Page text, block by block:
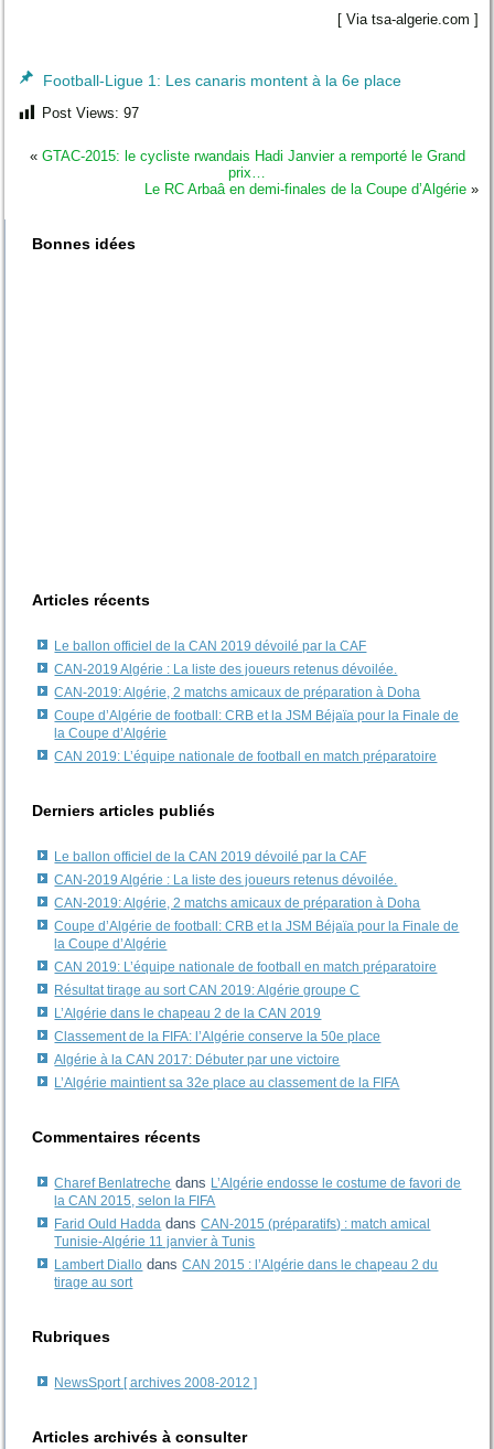
[ Via tsa-algerie.com ]
Football-Ligue 1: Les canaris montent à la 6e place
Post Views: 97
« GTAC-2015: le cycliste rwandais Hadi Janvier a remporté le Grand
prix…
Le RC Arbaâ en demi-finales de la Coupe d’Algérie»
Bonnes idées
Articles récents
Le ballon officiel de la CAN 2019 dévoilé par la CAF
CAN-2019 Algérie : La liste des joueurs retenus dévoilée.
CAN-2019: Algérie, 2 matchs amicaux de préparation à Doha
Coupe d’Algérie de football: CRB et la JSM Béjaïa pour la Finale de
la Coupe d’Algérie
CAN 2019: L’équipe nationale de football en match préparatoire
Derniers articles publiés
Le ballon officiel de la CAN 2019 dévoilé par la CAF
CAN-2019 Algérie : La liste des joueurs retenus dévoilée.
CAN-2019: Algérie, 2 matchs amicaux de préparation à Doha
Coupe d’Algérie de football: CRB et la JSM Béjaïa pour la Finale de
la Coupe d’Algérie
CAN 2019: L’équipe nationale de football en match préparatoire
Résultat tirage au sort CAN 2019: Algérie groupe C
L’Algérie dans le chapeau 2 de la CAN 2019
Classement de la FIFA: l’Algérie conserve la 50e place
Algérie à la CAN 2017: Débuter par une victoire
L’Algérie maintient sa 32e place au classement de la FIFA
Commentaires récents
Charef Benlatreche dans L’Algérie endosse le costume de favori de
la CAN 2015, selon la FIFA
Farid Ould Hadda dansCAN-2015 (préparatifs) : match amical
Tunisie-Algérie 11 janvier à Tunis
Lambert Diallo dansCAN 2015 : l’Algérie dans le chapeau 2 du
tirage au sort
Rubriques
NewsSport [ archives 2008-2012 ]
Articles archivés à consulter